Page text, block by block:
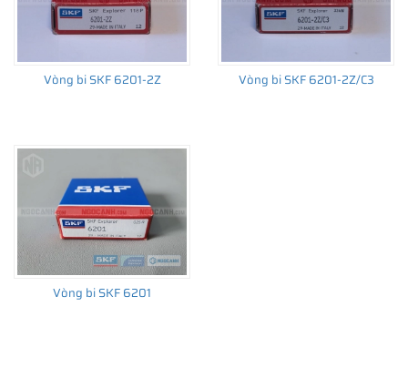
không sử dụng phớt chắn mỡ, loại vòng bi bạc đạn sử dụng phớt
chắn mỡ bằng thép (ký hiệu 2Z) hoặc bằng cao su (ký hiệu 2RS1
ngàn chi tiết quay trên hàng ngàn thiết bị máy móc khác nhau.
Do đó bạn nên lựa chọn chính xác loại vòng bi phù hợp với máy
móc thiết bị và nhu cầu của mình để tối ưu chi phí và hiệu suất
hoạt động của vòng bi và máy móc.
Vòng bi SKF 6201-2Z Vòng bi SKF 6201-2Z/C3
Vòng bi SKF 6201